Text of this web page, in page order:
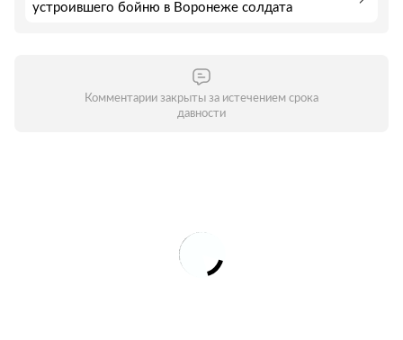
устроившего бойню в Воронеже солдата
Комментарии закрыты за истечением срока
давности